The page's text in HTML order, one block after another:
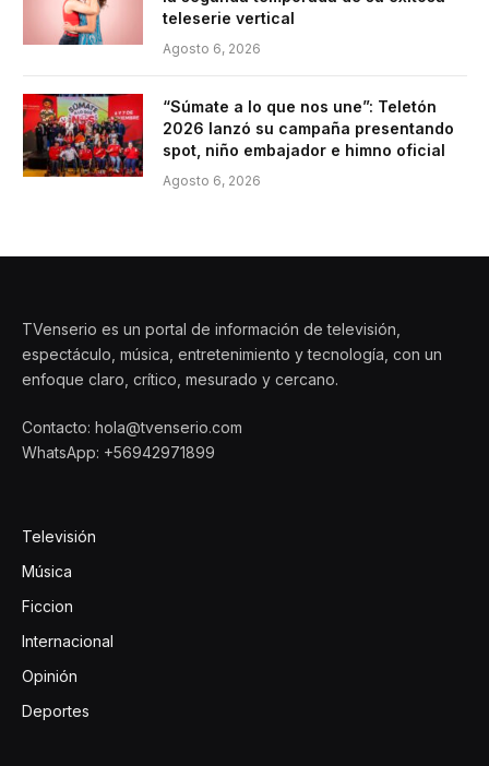
teleserie vertical
Agosto 6, 2026
“Súmate a lo que nos une”: Teletón
2026 lanzó su campaña presentando
spot, niño embajador e himno oficial
Agosto 6, 2026
TVenserio es un portal de información de televisión,
espectáculo, música, entretenimiento y tecnología, con un
enfoque claro, crítico, mesurado y cercano.
Contacto: hola@tvenserio.com
WhatsApp: +56942971899
Televisión
Música
Ficcion
Internacional
Opinión
Deportes